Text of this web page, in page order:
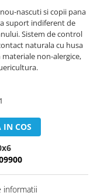
nascuti si copii pana
suport indiferent de
Sistem de control
naturala cu husa
materiale non-alergice,
1
IN COS